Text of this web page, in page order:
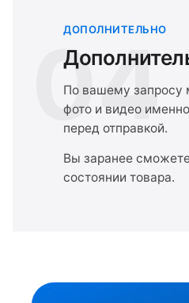
04
ДОПОЛНИТЕЛЬНО
По вашему запросу
фото и видео
перед отправкой.
Вы заранее
состоянии товара.